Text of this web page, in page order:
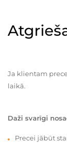
Ja klientam
laikā.
Daži svarīgi
Precei jābūt